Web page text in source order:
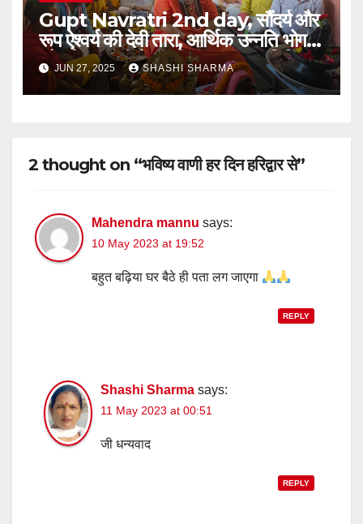
Gupt Navratri 2nd day, सौंदर्य और
रूप ऐश्वर्य की देवी तारा, आर्थिक उन्नति भोग
और मोक्ष दायनी हैंः- श्रीमहंत नारायण गिरि
महाराज।
JUN 27, 2025 SHASHI SHARMA
2 thought on “भविष्य वाणी हर दिन हरिद्वार से”
Mahendra mannu says:
10 May 2023 at 19:52
बहुत बढ़िया घर बैठे ही पता लग जाएगा
REPLY
Shashi Sharma says:
11 May 2023 at 00:51
जी धन्यवाद
REPLY